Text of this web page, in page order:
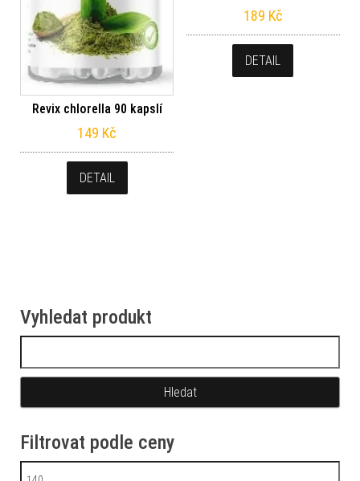
Revix chlorella 90 kapslí
149 Kč
DETAIL
189 Kč
DETAIL
Vyhledat produkt
Filtrovat podle ceny
Minimální cena